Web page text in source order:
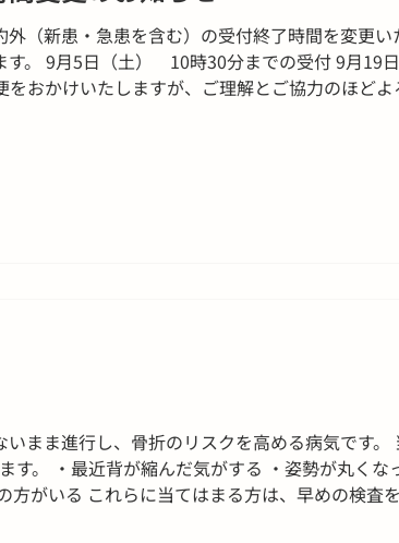
（新患・急患を含む）の受付終了時間を変更い
す。 9月5日（土） 10時30分までの受付 9月
おかけいたしますが、ご理解とご協力のほどよ
まま進行し、骨折のリスクを高める病気です
す。 ・最近背が縮んだ気がする ・姿勢が丸く
方がいる これらに当てはまる方は、早めの検査